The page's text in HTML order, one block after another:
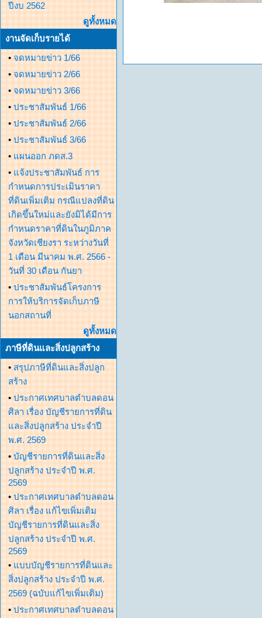
ปีงบ 2562
ดูทั้งหมด
งานจัดเก็บรายได้
• จดหมายข่าว 1/66
• จดหมายข่าว 2/66
• จดหมายข่าว 3/66
• ประชาสัมพันธ์ 1/66
• ประชาสัมพันธ์ 2/66
• ประชาสัมพันธ์ 3/66
• แผนออก ภดส.3
• แจ้งประชาสัมพันธ์ การ
กำหนดการประเมินราคา
ที่ดินเพิ่มเติม กรณีแปลงที่ดิน
เกิดขึ้นใหม่และยังมิได้มีการ
กำหนดราคาที่ดินในภูมิภาค
จังหวัดเชียงรา ระหว่างวันที่
1 เดือน มีนาคม พ.ศ. 2566 -
วันที่ 30 เดือน กันยา
• ประชาสัมพันธ์โครงการ
การให้บริการจัดเก็บภาษี
นอกสถานที่
ดูทั้งหมด
ภาษีที่ดินและสิ่งปลูกสร้าง
• สรุปภาษีที่ดินและสิ่งปลูก
สร้าง
• ประกาศเทศบาลตำบลดอน
ศิลา เรื่อง บัญชีรายการที่ดิน
และสิ่งปลูกสร้าง ประจำปี
พ.ศ. 2569
• บัญชีรายการที่ดินและสิ่ง
ปลูกสร้าง ประจำปี พ.ศ.
2569
• ประกาศเทศบาลตำบลดอน
ศิลา เรื่อง แก้ไขเพิ่มเติม
บัญชีรายการที่ดินและสิ่ง
ปลูกสร้าง ประจำปี พ.ศ.
2569
• แบบบัญชีรายการที่ดินและ
สิ่งปลูกสร้าง ประจำปี พ.ศ.
2569 (ฉบับแก้ไขเพิ่มเติม)
• ประกาศเทศบาลตำบลดอน